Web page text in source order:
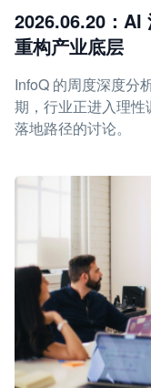
2026.06.20：AI
重构产业底层
InfoQ 的周度深度分
期，行业正进入理
落地路径的讨论。